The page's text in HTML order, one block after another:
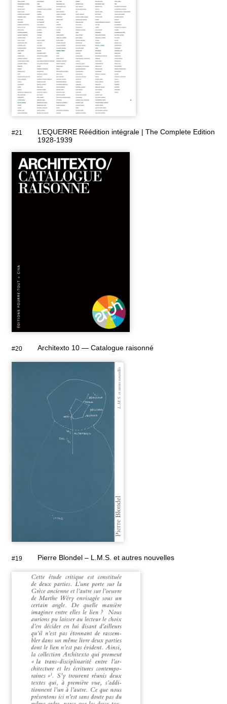
#21
L’EQUERRE Réédition intégrale | The Complete Edition
1928-1939
#20 Architexto 10 — Catalogue raisonné
#19 Pierre Blondel – L.M.S. et autres nouvelles